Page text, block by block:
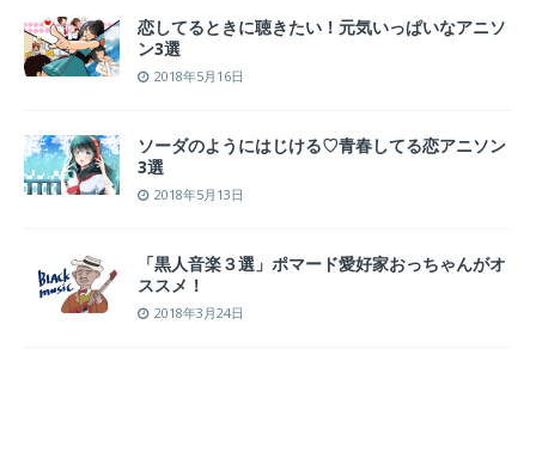
恋してるときに聴きたい！元気いっぱいなアニソ
ン3選
2018年5月16日
ソーダのようにはじける♡青春してる恋アニソン
3選
2018年5月13日
「黒人音楽３選」ポマード愛好家おっちゃんがオ
ススメ！
2018年3月24日